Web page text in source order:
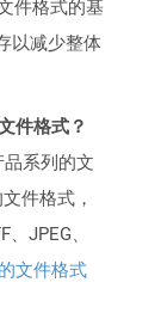
件格式的基
以减少整体
件格式？
系列的文
件格式，
JPEG、
文件格式